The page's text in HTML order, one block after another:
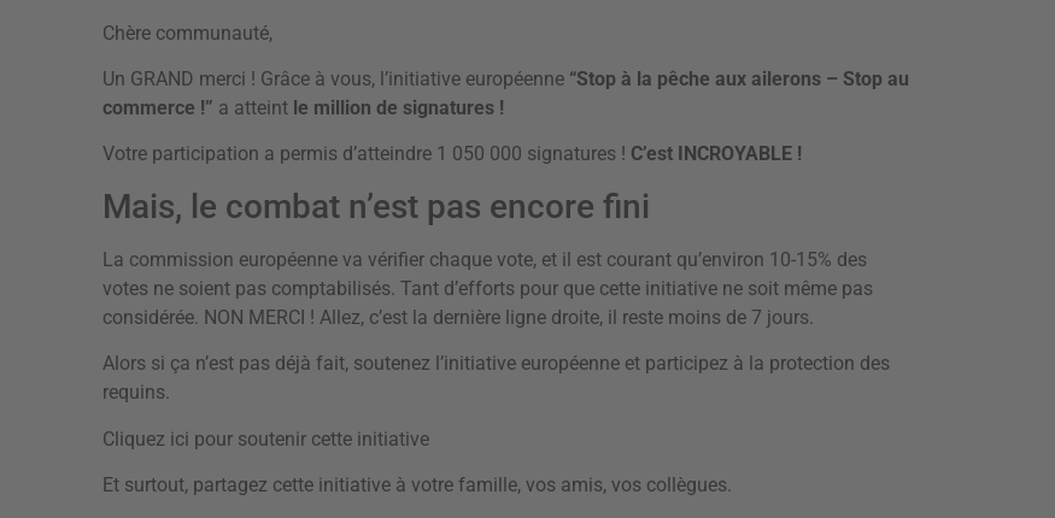
Chère communauté,
Un GRAND merci ! Grâce à vous, l’initiative européenne “Stop à la pêche aux ailerons – Stop au
commerce !” a atteint le million de signatures !
Votre participation a permis d’atteindre 1 050 000 signatures ! C’est INCROYABLE !
Mais, le combat n’est pas encore fini
La commission européenne va vérifier chaque vote, et il est courant qu’environ 10-15% des
votes ne soient pas comptabilisés. Tant d’efforts pour que cette initiative ne soit même pas
considérée. NON MERCI ! Allez, c’est la dernière ligne droite, il reste moins de 7 jours.
Alors si ça n’est pas déjà fait, soutenez l’initiative européenne et participez à la protection des
requins.
Cliquez ici pour soutenir cette initiative
Et surtout, partagez cette initiative à votre famille, vos amis, vos collègues.